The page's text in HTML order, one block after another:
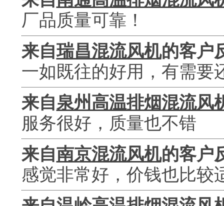
厂品质量可靠！
来自瑞昌混流风机的客户
一如既往的好用，有需要
来自泉州高温排烟混流风
服务很好，质量也不错
来自南京混流风机的客户
感觉非常好，价钱也比较